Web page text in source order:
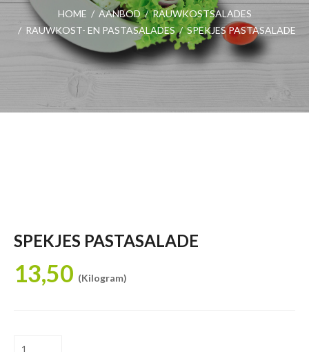
HOME / AANBOD / RAUWKOSTSALADES
/ RAUWKOST- EN PASTASALADES / SPEKJES PASTASALADE
SPEKJES PASTASALADE
13,50 (Kilogram)